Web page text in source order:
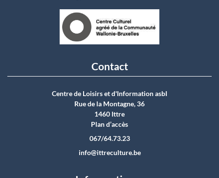
Contact
Centre de Loisirs et d'Information asbI
Rue de la Montagne, 36
1460 Ittre
Plan d’accès
067/64.73.23
info@ittreculture.be